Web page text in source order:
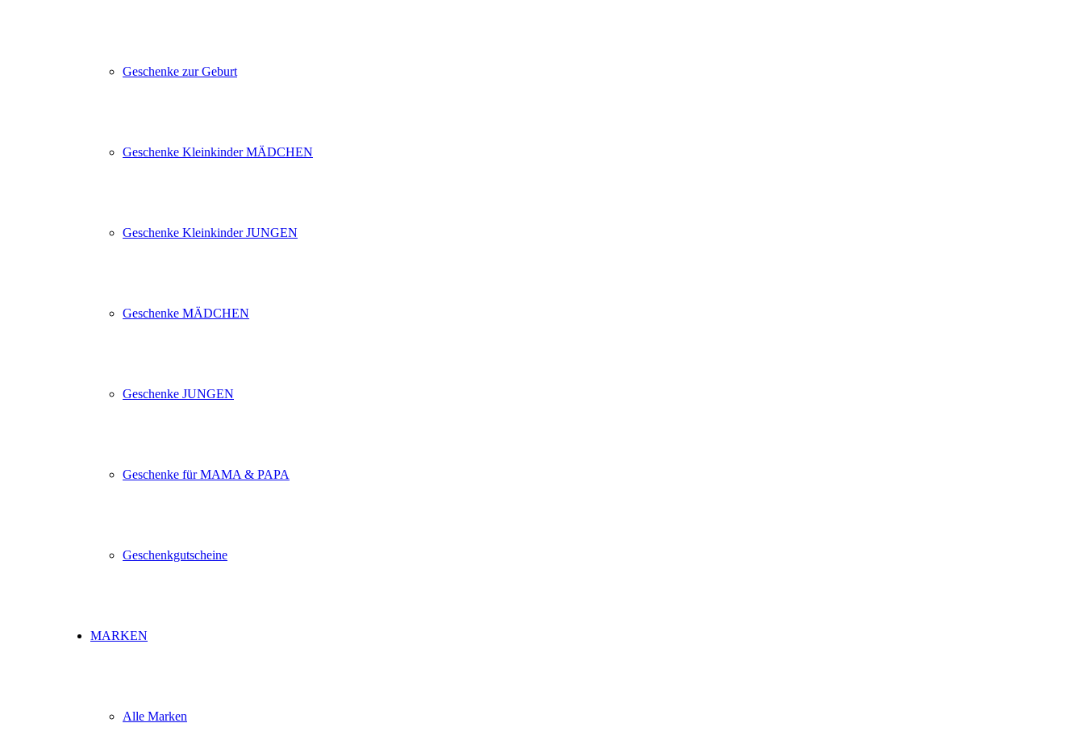
Geschenke zur Geburt
Geschenke Kleinkinder MÄDCHEN
Geschenke Kleinkinder JUNGEN
Geschenke MÄDCHEN
Geschenke JUNGEN
Geschenke für MAMA & PAPA
Geschenkgutscheine
MARKEN
Alle Marken